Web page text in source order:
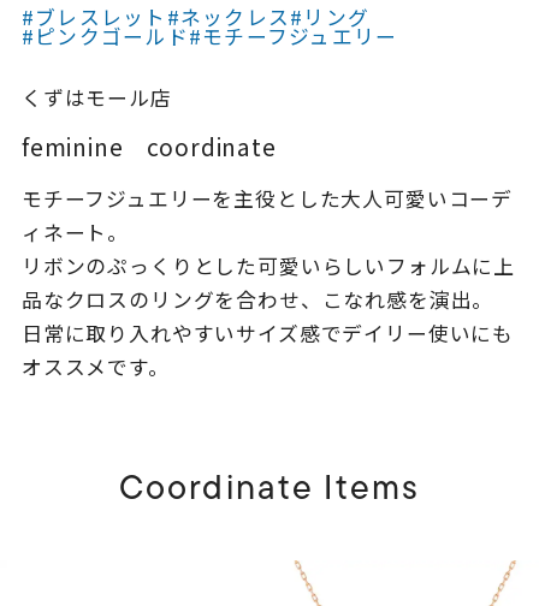
着用シーン
レディース
リングサイズ
～
#ブレスレット #ネックレス#リング
#ピンクゴールド#モチーフジュエリー
くずはモール店
feminine coordinate
モチーフジュエリーを主役とした大人可愛いコーデ
ィネート。
リボンのぷっくりとした可愛いらしいフォルムに上
品なクロスのリングを合わせ、こなれ感を演出。
日常に取り入れやすいサイズ感でデイリー使いにも
オススメです。
Coordinate Items